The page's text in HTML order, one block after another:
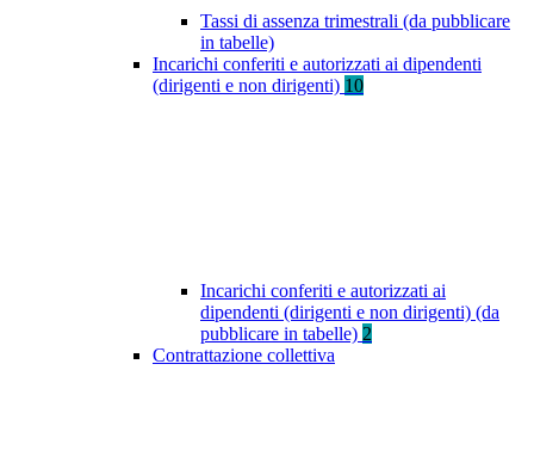
Tassi di assenza trimestrali (da pubblicare
in tabelle)
Incarichi conferiti e autorizzati ai dipendenti
(dirigenti e non dirigenti) 10
Incarichi conferiti e autorizzati ai
dipendenti (dirigenti e non dirigenti) (da
pubblicare in tabelle) 2
Contrattazione collettiva